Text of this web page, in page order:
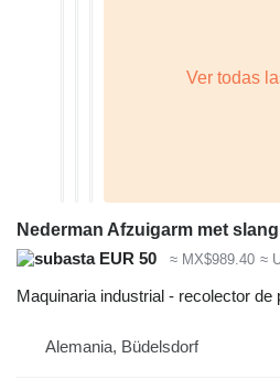
Nederman Afzuigarm met
EUR 50
≈ MX$989.40 ≈
Maquinaria industrial - recolector de
Alemania, Büdelsdorf